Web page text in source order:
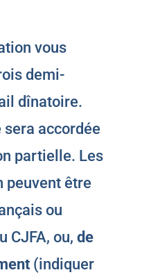
vous
demi-
dînatoire.
accordée
partielle. Les
peuvent être
ou
CJFA, ou, de
(indiquer